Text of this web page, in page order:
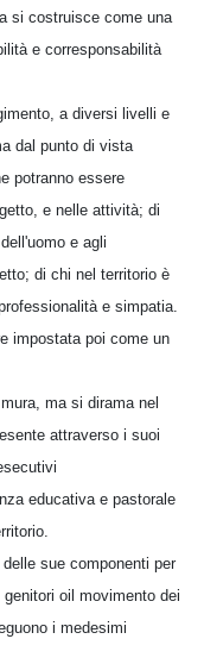
si costruisce come una
e corresponsabilità
a diversi livelli e
dal punto di vista
potranno essere
e nelle attività; di
e agli
di chi nel territorio è
e simpatia.
impostata poi come un
ma si dirama nel
attraverso i suoi
educativa e pastorale
sue componenti per
oil movimento dei
i medesimi